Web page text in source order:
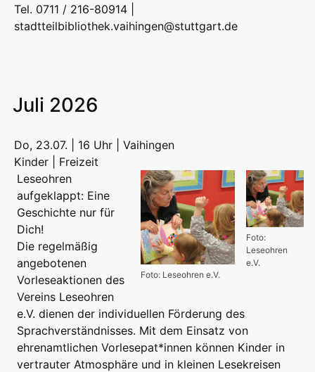
Tel. 0711 / 216-80914 |
stadtteilbibliothek.vaihingen@stuttgart.de
Juli 2026
Do, 23.07. | 16 Uhr | Vaihingen
Kinder | Freizeit
Foto:
Leseohren
e.V.
Foto: Leseohren e.V.
Leseohren
aufgeklappt: Eine
Geschichte nur für
Dich!
Die regelmäßig
angebotenen
Vorleseaktionen des
Vereins Leseohren
e.V. dienen der individuellen Förderung des
Sprachverständnisses. Mit dem Einsatz von
ehrenamtlichen Vorlesepat*innen können Kinder in
vertrauter Atmosphäre und in kleinen Lesekreisen